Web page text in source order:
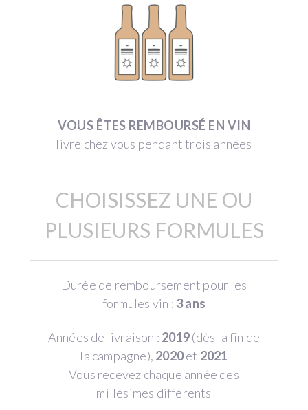
VOUS ÊTES REMBOURSÉ EN VIN
livré chez vous pendant trois années
CHOISISSEZ UNE OU
PLUSIEURS FORMULES
Durée de remboursement pour les
formules vin : 3 ans
Années de livraison : 2019(dès la fin de
la campagne), 2020et 2021
Vous recevez chaque année des
millésimes différents